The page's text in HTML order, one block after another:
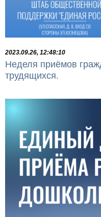
2023.09.26, 12:48:10
Неделя приёмов
трудящихся.